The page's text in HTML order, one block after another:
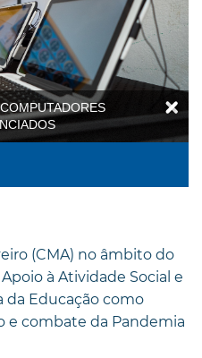
(CMA) no âmbito do
à Atividade Social e
da Educação como
e combate da Pandemia